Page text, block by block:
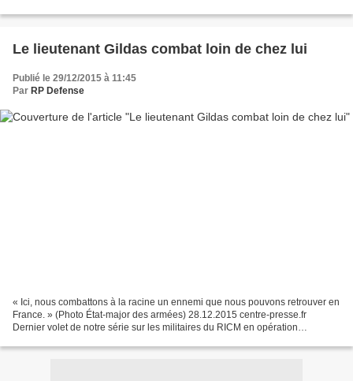
Le lieutenant Gildas combat loin de chez lui
Publié le 29/12/2015 à 11:45
Par RP Defense
« Ici, nous combattons à la racine un ennemi que nous pouvons retrouver en
France. » (Photo État-major des armées) 28.12.2015 centre-presse.fr
Dernier volet de notre série sur les militaires du RICM en opération